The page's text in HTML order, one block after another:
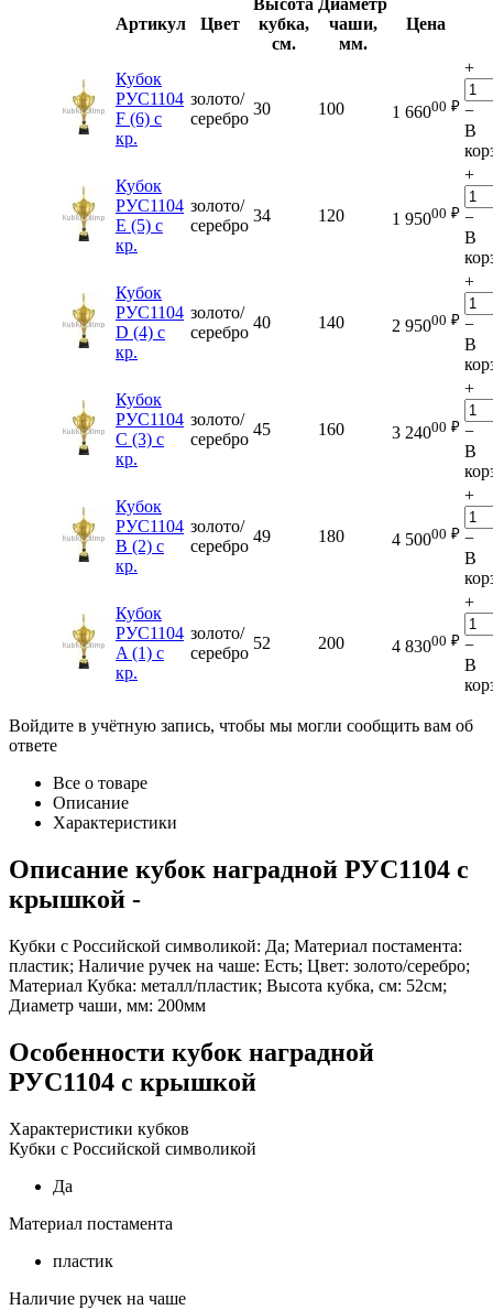
Артикул Цвет
Высота
кубка,
см.
Диаметр
чаши,
мм.
Цена
Кубок
РУС1104
F (6) с
кр.
золото/
серебро
30 100 1 66000 ₽
+
−
В
Кубок
РУС1104
E (5) с
кр.
золото/
серебро
34 120 1 95000 ₽
+
−
В
Кубок
РУС1104
D (4) с
кр.
золото/
серебро
40 140 2 95000 ₽
+
−
В
Кубок
РУС1104
C (3) с
кр.
золото/
серебро
45 160 3 24000 ₽
+
−
В
Кубок
РУС1104
B (2) с
кр.
золото/
серебро
49 180 4 50000 ₽
+
−
В
Кубок
РУС1104
A (1) с
кр.
золото/
серебро
52 200 4 83000 ₽
+
−
В
Войдите в учётную запись, чтобы мы могли сообщить вам об
ответе
Все о товаре
Описание
Характеристики
Описание кубок наградной РУС1104 с
крышкой -
Кубки с Российской символикой: Да; Материал постамента:
пластик; Наличие ручек на чаше: Есть; Цвет: золото/серебро;
Материал Кубка: металл/пластик; Высота кубка, см: 52см;
Диаметр чаши, мм: 200мм
Особенности кубок наградной
РУС1104 с крышкой
Характеристики кубков
Кубки с Российской символикой
Да
Материал постамента
пластик
Наличие ручек на чаше